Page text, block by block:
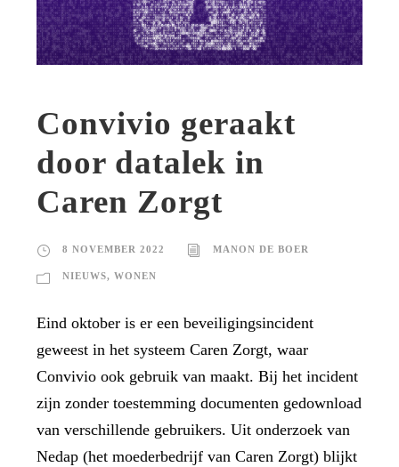
Convivio geraakt
door datalek in
Caren Zorgt
8 NOVEMBER 2022 MANON DE BOER
NIEUWS, WONEN
Eind oktober is er een beveiligingsincident
geweest in het systeem Caren Zorgt, waar
Convivio ook gebruik van maakt. Bij het incident
zijn zonder toestemming documenten gedownload
van verschillende gebruikers. Uit onderzoek van
Nedap (het moederbedrijf van Caren Zorgt) blijkt